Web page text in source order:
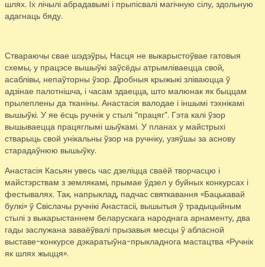
шлях. Іх лічылі абрадавымі і прыпісвалі магічную сілу, здольную
адагнаць бяду.
Ствараючы свае шэдэўры, Насця не выкарыстоўвае гатовыя
схемы, у працэсе вышыўкі заўсёды атрымліваецца свой,
асаблівы, непаўторны ўзор. Дробныя крыжыкі зліваюцца ў
адзінае палотнішча, і часам здаецца, што малюнак як быццам
прылеплены да тканіны. Анастасія валодае і іншымі тэхнікамі
вышыўкі. У яе ёсць ручнік у стылі “працяг”. Гэта калі ўзор
вышываецца працяглымі шыўкамі. У планах у майстрыхі
стварыць свой унікальны ўзор на ручніку, узяўшы за аснову
старадаўнюю вышыўку.
Анастасія Касьян увесь час дзеліцца сваёй творчасцю і
майстэрствам з землякамі, прымае ўдзел у буйных конкурсах і
фестывалях. Так, напрыклад, падчас святкавання «Бацькавай
булкі» ў Свіслачы ручнікі Анастасіі, вышытыя ў традыцыйным
стылі з выкарыстаннем беларускага народнага арнаменту, два
гады заслужана заваёўвалі прызавыя месцы ў абласной
выставе-конкурсе дэкаратыўна-прыкладнога мастацтва «Ручнік
як шлях жыцця».